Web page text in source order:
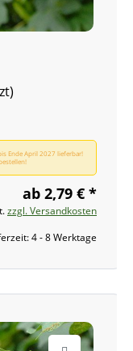
Ende April 2027 lieferbar!
ab 2,79 € *
zzgl. Versandkosten
4 - 8 Werktage